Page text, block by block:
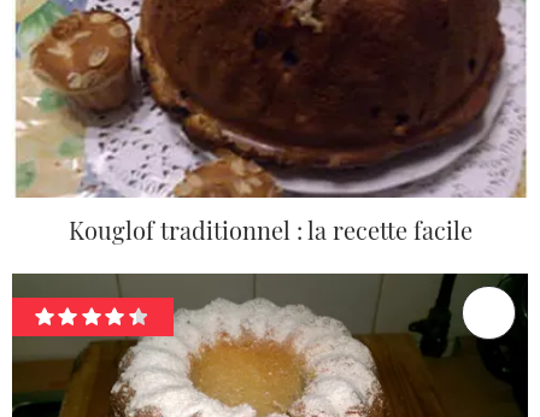
Kouglof traditionnel : la recette facile